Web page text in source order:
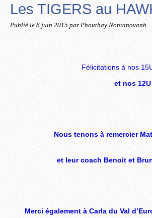
Les TIGERS au
Publié le 8 juin 2015 par Phouthay Nontanovanh
Félicitations à nos
et nos
Nous tenons à remercier
et leur coach Benoit et
Merci également à Carla du Val